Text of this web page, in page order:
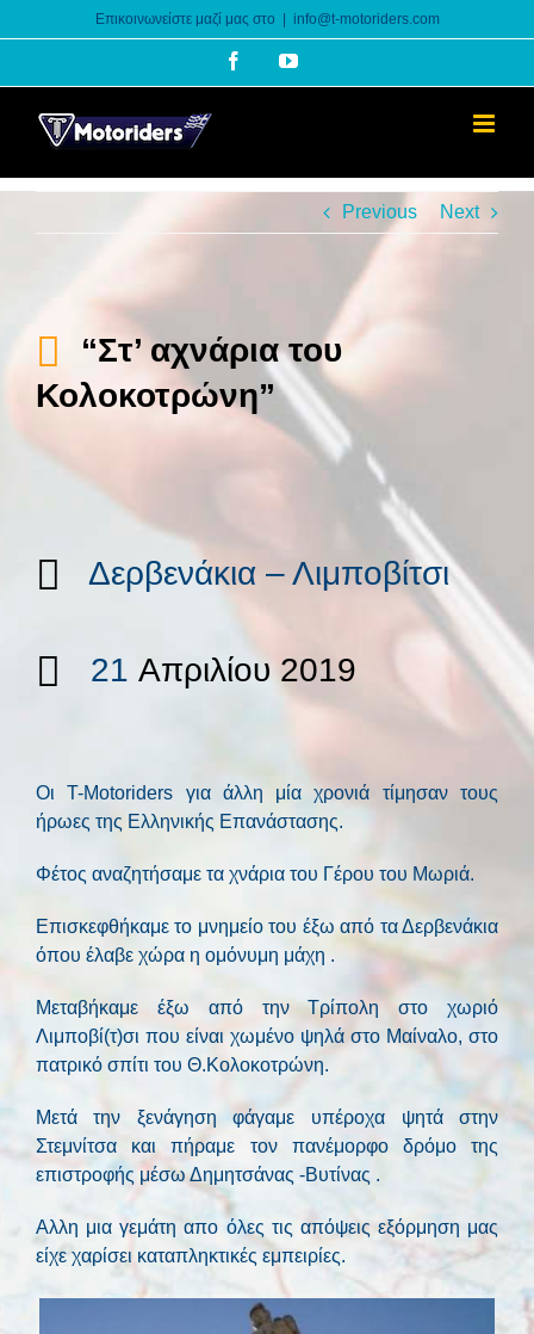
to
Επικοινωνείστε μαζί μας στο info@t-motoriders.com
FacebookYouTube
Previous Next
“Στ’ αχνάρια του
Κολοκοτρώνη”
Δερβενάκια – Λιμποβίτσι
21 Απριλίου 2019
Οι T-Motoriders για άλλη μία χρονιά τίμησαν τους
ήρωες της Ελληνικής Επανάστασης.
Φέτος αναζητήσαμε τα χνάρια του Γέρου του Μωριά.
Επισκεφθήκαμε το μνημείο του έξω από τα Δερβενάκια
όπου έλαβε χώρα η ομόνυμη μάχη .
Μεταβήκαμε έξω από την Τρίπολη στο χωριό
Λιμποβί(τ)σι που είναι χωμένο ψηλά στο Μαίναλο, στο
πατρικό σπίτι του Θ.Κολοκοτρώνη.
Μετά την ξενάγηση φάγαμε υπέροχα ψητά στην
Στεμνίτσα και πήραμε τον πανέμορφο δρόμο της
επιστροφής μέσω Δημητσάνας -Βυτίνας .
Αλλη μια γεμάτη απο όλες τις απόψεις εξόρμηση μας
είχε χαρίσει καταπληκτικές εμπειρίες.